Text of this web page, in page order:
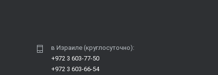
в Израиле (круглосуточно):
+972 3 603-77-50
+972 3 603-66-54